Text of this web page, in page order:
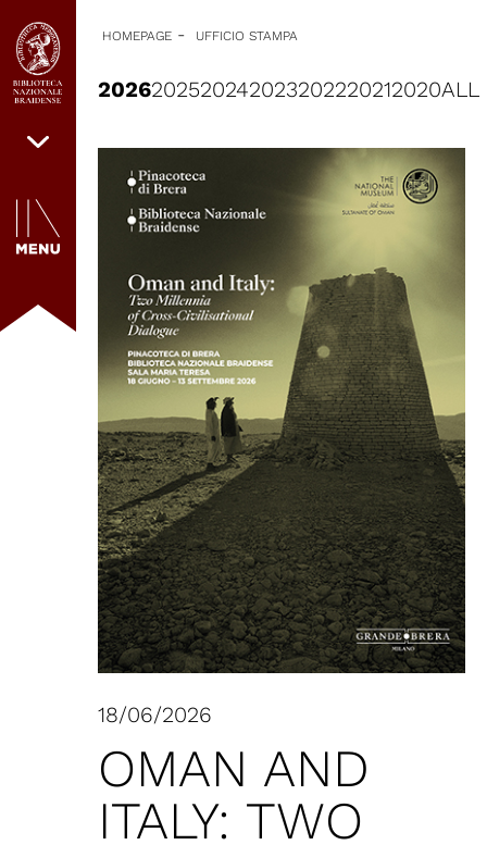
HOMEPAGE - UFFICIO STAMPA
2026202520242023202220212020ALL
18/06/2026
OMAN AND
ITALY: TWO